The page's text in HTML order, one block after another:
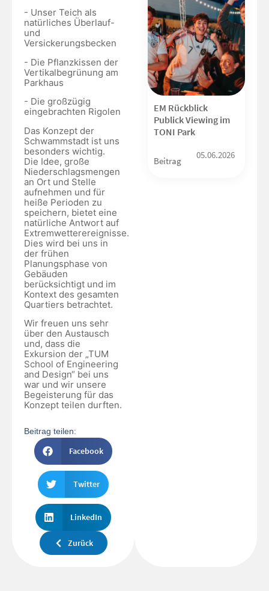
- Unser Teich als
natürliches Überlauf-
und
Versickerungsbecken
- Die Pflanzkissen der
Vertikalbegrünung am
Parkhaus
- Die großzügig
eingebrachten Rigolen
Das Konzept der
Schwammstadt ist uns
besonders wichtig.
Die Idee, große
Niederschlagsmengen
an Ort und Stelle
aufnehmen und für
heiße Perioden zu
speichern, bietet eine
natürliche Antwort auf
Extremwetterereignisse.
Dies wird bei uns in
der frühen
Planungsphase von
Gebäuden
berücksichtigt und im
Kontext des gesamten
Quartiers betrachtet.
Wir freuen uns sehr
über den Austausch
und, dass die
Exkursion der „TUM
School of Engineering
and Design“ bei uns
war und wir unsere
Begeisterung für das
Konzept teilen durften.
Beitrag teilen:
Facebook
Twitter
LinkedIn
Zurück
EM Rückblick
Publick Viewing im
TONI Park
Beitrag
05.06.2026